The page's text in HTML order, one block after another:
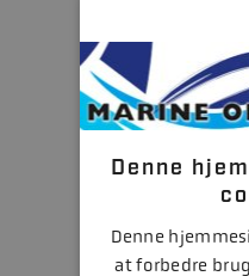
Denne
Denne
at forbedre